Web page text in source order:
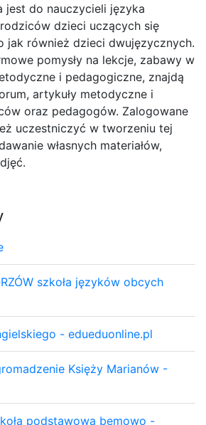
jest do nauczycieli języka
dzieci uczących się
jak również dzieci dwujęzycznych.
pomysły na lekcje, zabawy w
i pedagogiczne, znajdą
artykuły metodyczne i
oraz pedagogów. Zalogowane
uczestniczyć w tworzeniu tej
własnych materiałów,
szkoła języków obcych
- edueduonline.pl
Księży Marianów -
podstawowa bemowo -